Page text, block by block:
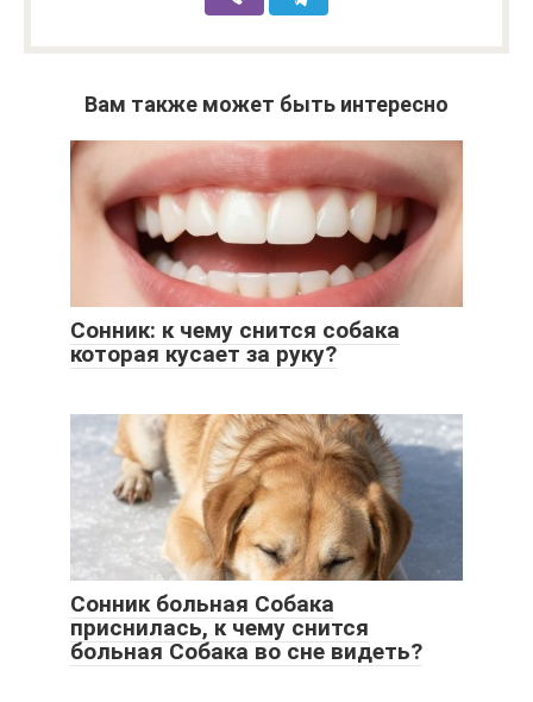
Вам также может быть интересно
Сонник: к чему снится собака
которая кусает за руку?
Сонник больная Собака
приснилась, к чему снится
больная Собака во сне видеть?